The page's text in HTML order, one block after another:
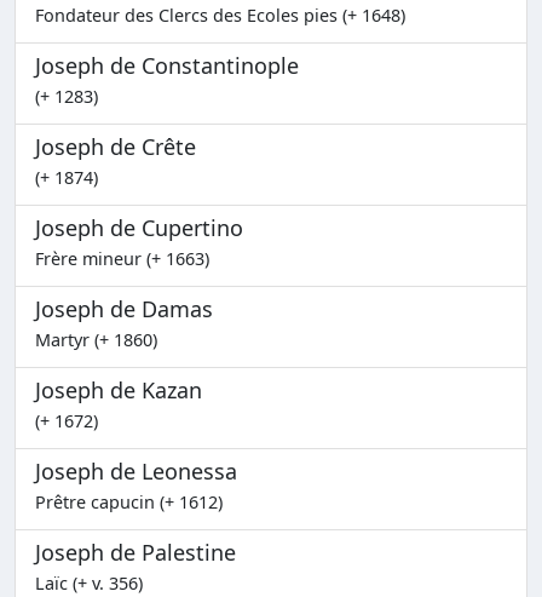
Fondateur des Clercs des Ecoles pies (+ 1648)
Joseph de Constantinople
(+ 1283)
Joseph de Crête
(+ 1874)
Joseph de Cupertino
Frère mineur (+ 1663)
Joseph de Damas
Martyr (+ 1860)
Joseph de Kazan
(+ 1672)
Joseph de Leonessa
Prêtre capucin (+ 1612)
Joseph de Palestine
Laïc (+ v. 356)